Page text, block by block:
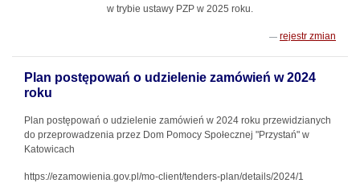
w trybie ustawy PZP w 2025 roku.
rejestr zmian
Plan postępowań o udzielenie zamówień w 2024
roku
Plan postępowań o udzielenie zamówień w 2024 roku przewidzianych
do przeprowadzenia przez Dom Pomocy Społecznej "Przystań" w
Katowicach
https://ezamowienia.gov.pl/mo-client/tenders-plan/details/2024/1